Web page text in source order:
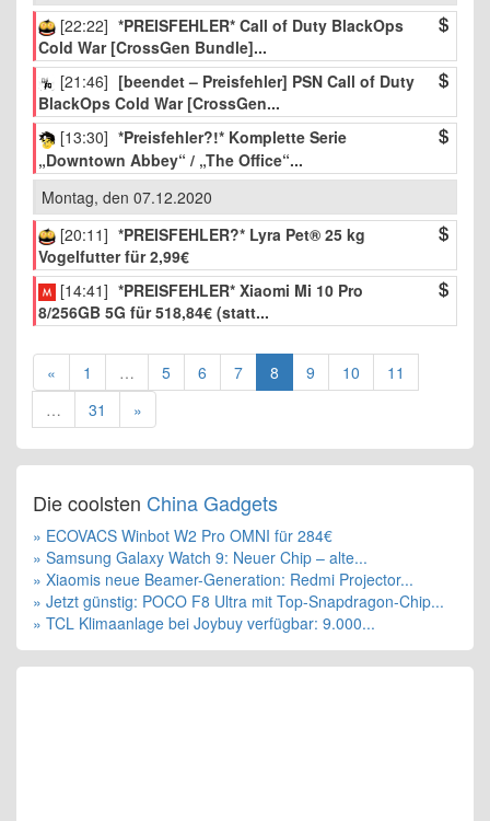
[22:22] *PREISFEHLER* Call of Duty BlackOps
Cold War [CrossGen Bundle]...
[21:46] [beendet – Preisfehler] PSN Call of Duty
BlackOps Cold War [CrossGen...
[13:30] *Preisfehler?!* Komplette Serie
„Downtown Abbey“ / „The Office“...
Montag, den 07.12.2020
[20:11] *PREISFEHLER?* Lyra Pet® 25 kg
Vogelfutter für 2,99€
[14:41] *PREISFEHLER* Xiaomi Mi 10 Pro
8/256GB 5G für 518,84€ (statt...
« 1 … 5 6 7 8 (current)
9 10
11
…
31 »
Die coolsten China Gadgets
» ECOVACS Winbot W2 Pro OMNI für 284€
» Samsung Galaxy Watch 9: Neuer Chip – alte...
» Xiaomis neue Beamer-Generation: Redmi Projector...
» Jetzt günstig: POCO F8 Ultra mit Top-Snapdragon-Chip...
» TCL Klimaanlage bei Joybuy verfügbar: 9.000...